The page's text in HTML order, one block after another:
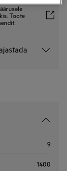
Toote
9
1400